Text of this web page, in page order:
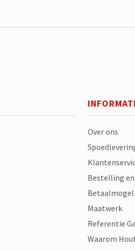
Over ons
Bestelling
Maatwerk
Referentie
Waarom